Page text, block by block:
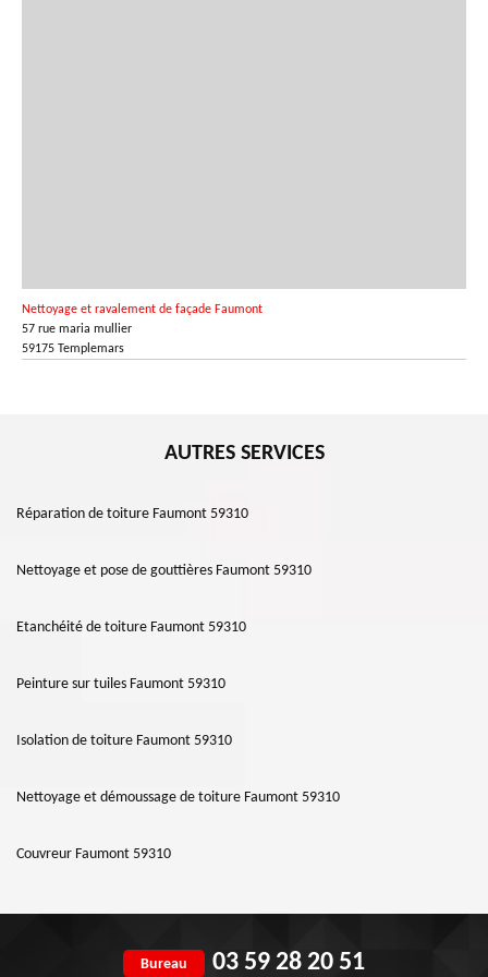
Nettoyage et ravalement de façade Faumont
57 rue maria mullier
59175 Templemars
AUTRES SERVICES
Réparation de toiture Faumont 59310
Nettoyage et pose de gouttières Faumont 59310
Etanchéité de toiture Faumont 59310
Peinture sur tuiles Faumont 59310
Isolation de toiture Faumont 59310
Nettoyage et démoussage de toiture Faumont 59310
Couvreur Faumont 59310
Bureau 03 59 28 20 51